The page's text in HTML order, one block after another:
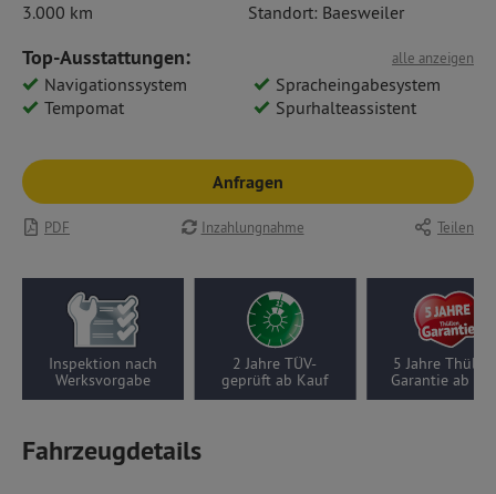
3.000 km
Standort: Baesweiler
alle anzeigen
Top-Ausstattungen:
Navigationssystem
Spracheingabesystem
Tempomat
Spurhalteassistent
Anfragen
PDF Inzahlungnahme Teilen
Inspektion nach
Werksvorgabe
2 Jahre TÜV-
geprüft ab Kauf
5 Jahre Thüllen-
Garantie ab Kauf
Fahrzeugdetails